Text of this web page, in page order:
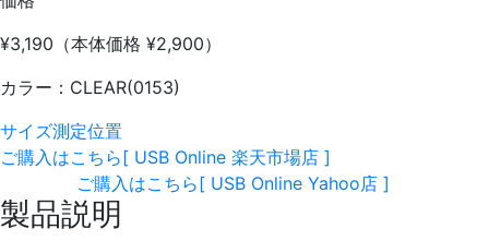
¥3,190 （本体価格 ¥2,900）
カラー：CLEAR(0153)
サイズ測定位置
ご購入はこちら[ USB Online 楽天市場店 ]
ご購入はこちら[ USB Online Yahoo店 ]
製品説明